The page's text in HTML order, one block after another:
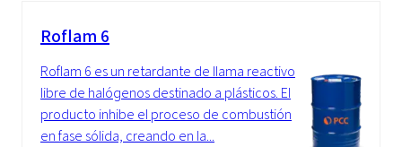
Roflam 6
Roflam 6 es un retardante de llama reactivo
libre de halógenos destinado a plásticos. El
producto inhibe el proceso de combustión
en fase sólida, creando en la...